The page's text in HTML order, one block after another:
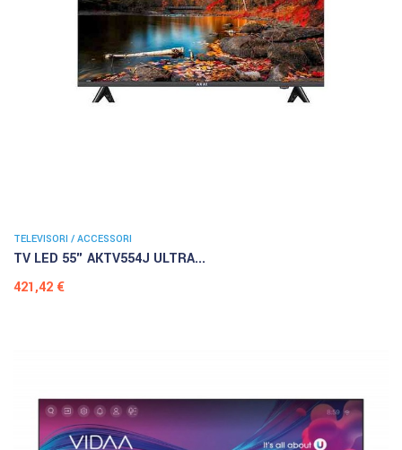
TELEVISORI / ACCESSORI
TV LED 55" AKTV554J ULTRA...
Prezzo
421,42 €